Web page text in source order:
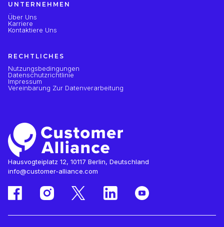
UNTERNEHMEN
Über Uns
Karriere
Kontaktiere Uns
RECHTLICHES
Nutzungsbedingungen
Datenschutzrichtlinie
Impressum
Vereinbarung Zur Datenverarbeitung
Hausvogteiplatz 12, 10117 Berlin, Deutschland
info@customer-alliance.com